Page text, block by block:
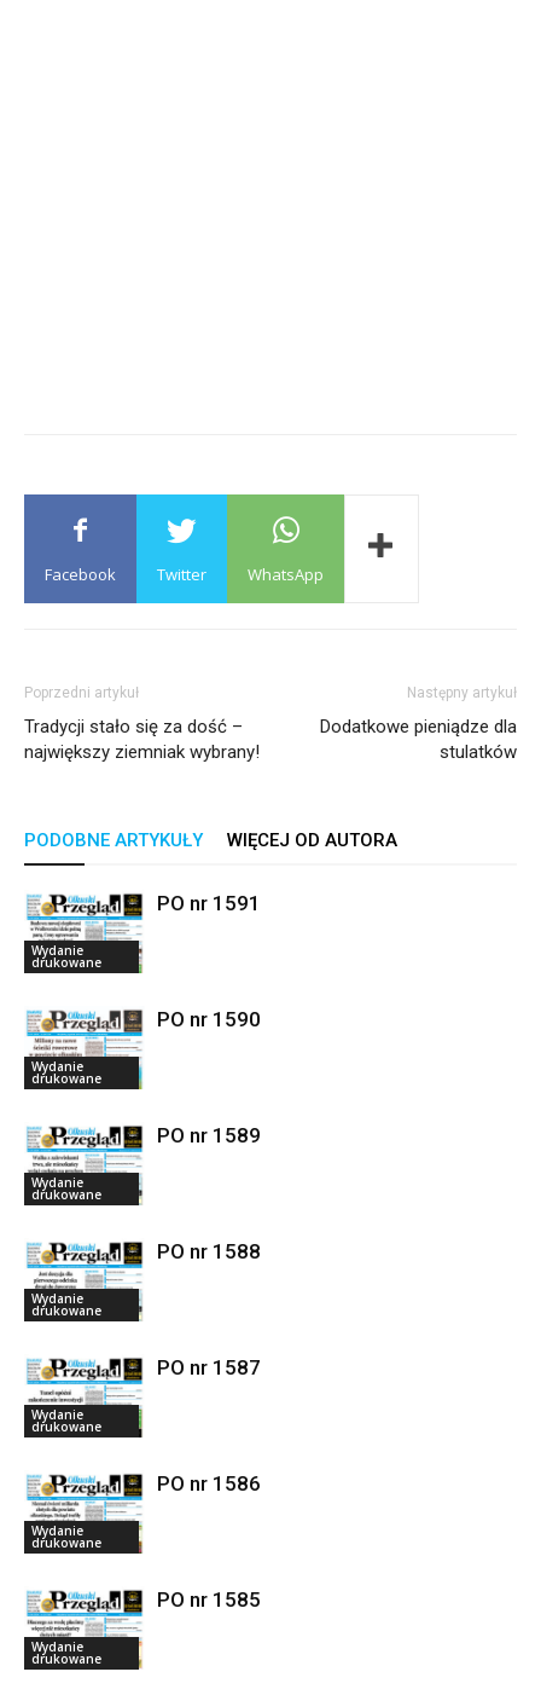
Facebook Twitter WhatsApp
Poprzedni artykuł
Tradycji stało się za dość –
największy ziemniak wybrany!
Następny artykuł
Dodatkowe pieniądze dla
stulatków
PODOBNE ARTYKUŁY WIĘCEJ OD AUTORA
Wydanie
drukowane
PO nr 1591
Wydanie
drukowane
PO nr 1590
Wydanie
drukowane
PO nr 1589
Wydanie
drukowane
PO nr 1588
Wydanie
drukowane
PO nr 1587
Wydanie
drukowane
PO nr 1586
Wydanie
drukowane
PO nr 1585